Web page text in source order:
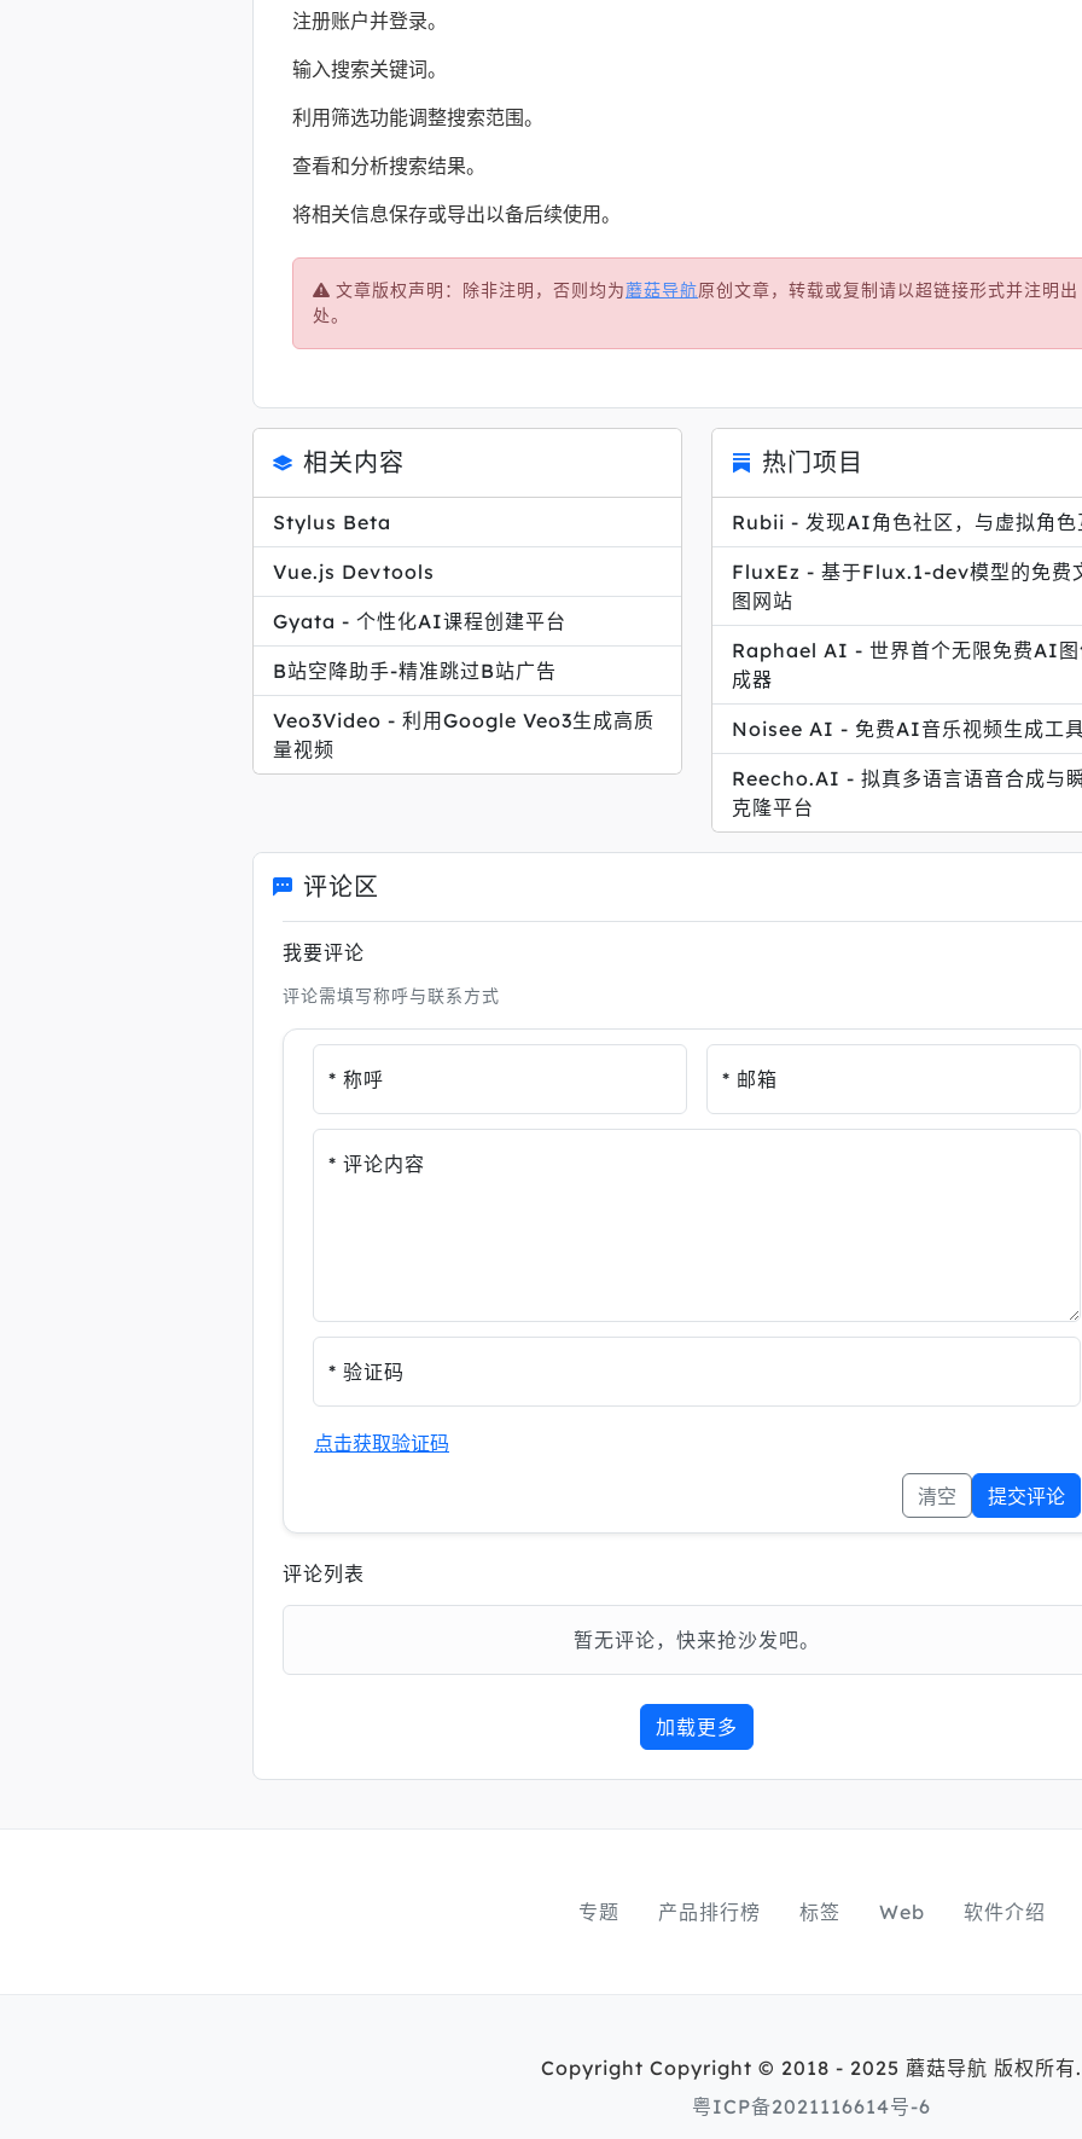
注册账户并登录。
输入搜索关键词。
利用筛选功能调整搜索范围。
查看和分析搜索结果。
将相关信息保存或导出以备后续使用。
文章版权声明：除非注明，否则均为蘑菇导航原创文章，转载或复制请以超链接形式并注明出
处。
相关内容
Stylus Beta
Vue.js Devtools
Gyata - 个性化AI课程创建平台
B站空降助手-精准跳过B站广告
Veo3Video - 利用Google Veo3生成高质
量视频
热门项目
Rubii - 发现AI角色社区，与虚拟角色
FluxEz - 基于Flux.1-dev模型的免费
图网站
Raphael AI - 世界首个无限免费AI图
成器
Noisee AI - 免费AI音乐视频生成工
Reecho.AI - 拟真多语言语音合成与
克隆平台
评论区
我要评论
评论需填写称呼与联系方式
* 称呼 * 邮箱
* 评论内容
* 验证码
点击获取验证码
清空 提交评论
评论列表
暂无评论，快来抢沙发吧。
加载更多
专题 产品排行榜 标签 Web 软件介绍
Copyright Copyright © 2018 - 2025 蘑菇导航 版权所有.
粤ICP备2021116614号-6